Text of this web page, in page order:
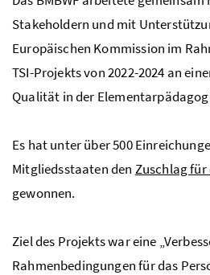
Stakeholdern und mit
Europäischen Kommission im
TSI-Projekts von 2022-2024 an
Qualität in der
Es hat unter über 500
Mitgliedsstaaten den Zuschlag für
gewonnen.
Ziel des Projekts war eine
Rahmenbedingungen für das